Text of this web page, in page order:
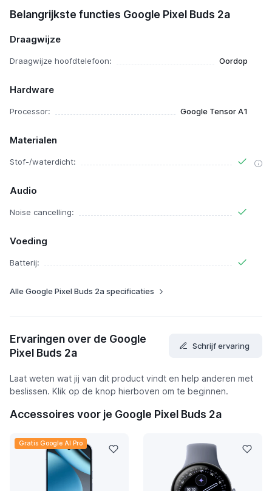
Belangrijkste functies Google Pixel Buds 2a
Draagwijze
Draagwijze hoofdtelefoon: Oordop
Hardware
Processor: Google Tensor A1
Materialen
Stof-/waterdicht:
Audio
Noise cancelling:
Voeding
Batterij:
Alle Google Pixel Buds 2a specificaties
Ervaringen over de Google
Pixel Buds 2a
Schrijf ervaring
Laat weten wat jij van dit product vindt en help anderen met
beslissen. Klik op de knop hierboven om te beginnen.
Accessoires voor je Google Pixel Buds 2a
Gratis Google AI Pro